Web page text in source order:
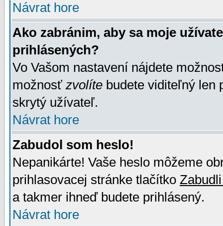
Návrat hore
Ako zabránim, aby sa moje
prihlásených?
Vo Vašom nastavení nájdete
možnosť zvolíte budete viditeľný len
skrytý užívateľ.
Návrat hore
Zabudol som heslo!
Nepanikárte! Vaše heslo môžeme
prihlasovacej stránke tlačítko
a takmer ihneď budete prihlásený.
Návrat hore